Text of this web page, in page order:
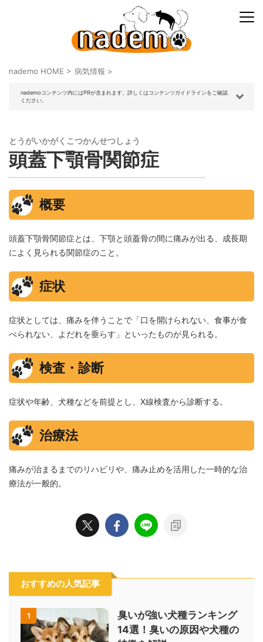
nademo HOME > 病気情報 >
nademoコンテンツ内にはPRが含まれます。詳しくはコンテンツガイドラインをご確認
ください。
とうがいかがくこつかんせつしょう
頭蓋下顎骨関節症
概要
頭蓋下顎骨関節症とは、下顎と頭蓋骨の間に痛みが出る、成長期
によく見られる関節症のこと。
症状
症状としては、痛みを伴うことで「口を開けられない、食事が食
べられない、よだれを垂らす」といったものが見られる。
検査・診断
症状や年齢、犬種などを前提とし、X線検査から診断する。
治療法
痛みが治まるまでのリハビリや、痛み止めを活用した一時的な治
療法が一般的。
おすすめの人気記事
1
臭いが強い犬種ランキング
14選！臭いの原因や犬種の